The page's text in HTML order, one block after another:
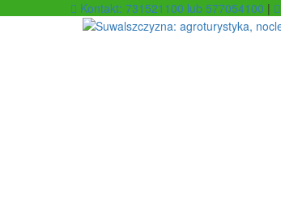
Kontakt: 731521100 lub 577054100 |